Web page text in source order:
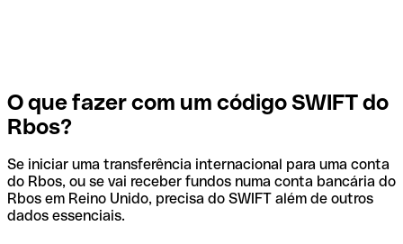
O que fazer com um código SWIFT do
Rbos?
Se iniciar uma transferência internacional para uma conta
do Rbos, ou se vai receber fundos numa conta bancária do
Rbos em Reino Unido, precisa do SWIFT além de outros
dados essenciais.